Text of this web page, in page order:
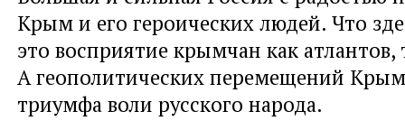
Крым и его героических людей. Что
это восприятие крымчан как атлантов,
А геополитических перемещений
триумфа воли русского народа.